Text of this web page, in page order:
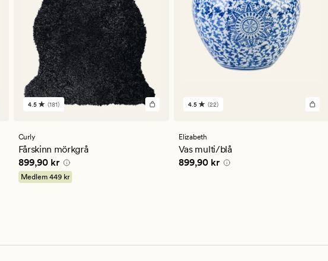
181
ett
genomsnittligt
betyg
på
4.5
4.5 (181)
Curly
Fårskinn mörkgrå
Pris 899,90 kr
899,90 kr
Medlem 449 kr
22
ett
genomsnittligt
betyg
på
4.5 (22)
Elizabeth
Vas multi/blå
Pris 899,90 kr
899,90 kr